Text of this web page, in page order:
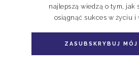
Pakiet książka + e-book
Niedoskonali
najlepszą wiedzą o tym, jak
osiągnąć sukces w życiu i
ZASUBSKRYBUJ MÓJ